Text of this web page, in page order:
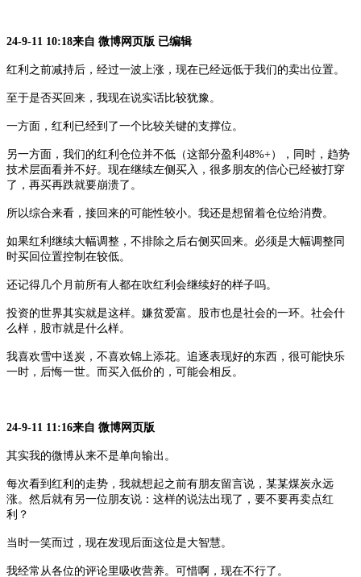
24-9-11 10:18来自 微博网页版 已编辑
红利之前减持后，经过一波上涨，现在已经远低于我们的卖出位置。
至于是否买回来，我现在说实话比较犹豫。
一方面，红利已经到了一个比较关键的支撑位。
另一方面，我们的红利仓位并不低（这部分盈利 48%+），同时，趋势
技术层面看并不好。现在继续左侧买入，很多朋友的信心已经被打穿
了，再买再跌就要崩溃了。
所以综合来看，接回来的可能性较小。我还是想留着仓位给消费。
如果红利继续大幅调整，不排除之后右侧买回来。必须是大幅调整同
时买回位置控制在较低。
还记得几个月前所有人都在吹红利会继续好的样子吗。
投资的世界其实就是这样。嫌贫爱富。股市也是社会的一环。社会什
么样，股市就是什么样。
我喜欢雪中送炭，不喜欢锦上添花。追逐表现好的东西，很可能快乐
一时，后悔一世。而买入低价的，可能会相反。
24-9-11 11:16来自 微博网页版
其实我的微博从来不是单向输出。
每次看到红利的走势，我就想起之前有朋友留言说，某某煤炭永远
涨。然后就有另一位朋友说：这样的说法出现了，要不要再卖点红
利？
当时一笑而过，现在发现后面这位是大智慧。
我经常从各位的评论里吸收营养。可惜啊，现在不行了。